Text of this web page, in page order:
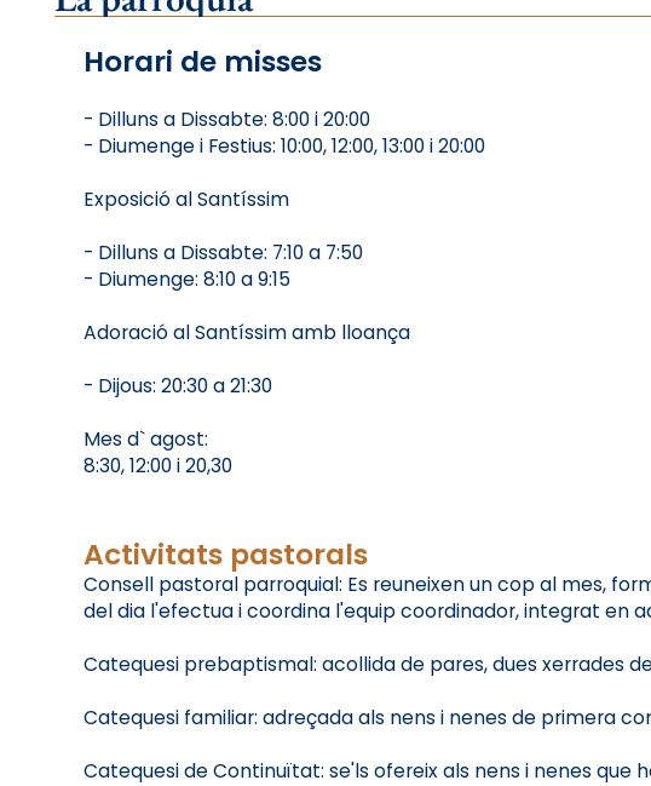
Horari de misses
- Dilluns a Dissabte: 8:00 i 20:00
- Diumenge i Festius: 10:00, 12:00, 13:00 i 20:00
Exposició al Santíssim
- Dilluns a Dissabte: 7:10 a 7:50
- Diumenge: 8:10 a 9:15
Adoració al Santíssim amb lloança
- Dijous: 20:30 a 21:30
Mes d` agost:
8:30, 12:00 i 20,30
Activitats pastorals
Consell pastoral parroquial: Es reuneixen un cop al mes,
del dia l'efectua i coordina l'equip coordinador, integrat en
Catequesi prebaptismal: acollida de pares, dues xerrades
Catequesi familiar: adreçada als nens i nenes de primera
Catequesi de Continuïtat: se'ls ofereix als nens i nenes que